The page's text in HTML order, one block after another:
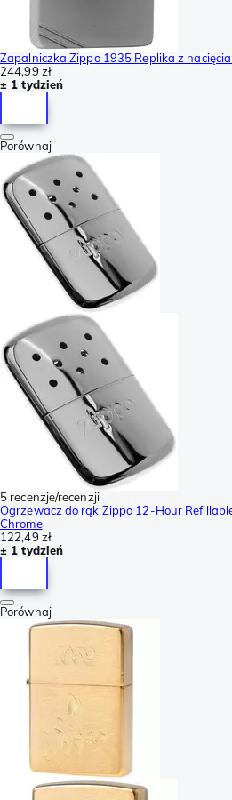
Zapalniczka Zippo 1935 Replika z
244,99 zł
± 1 tydzień
Porównaj
5 recenzje/recenzji
Ogrzewacz do rąk Zippo 12-Hour
Chrome
122,49 zł
± 1 tydzień
Porównaj